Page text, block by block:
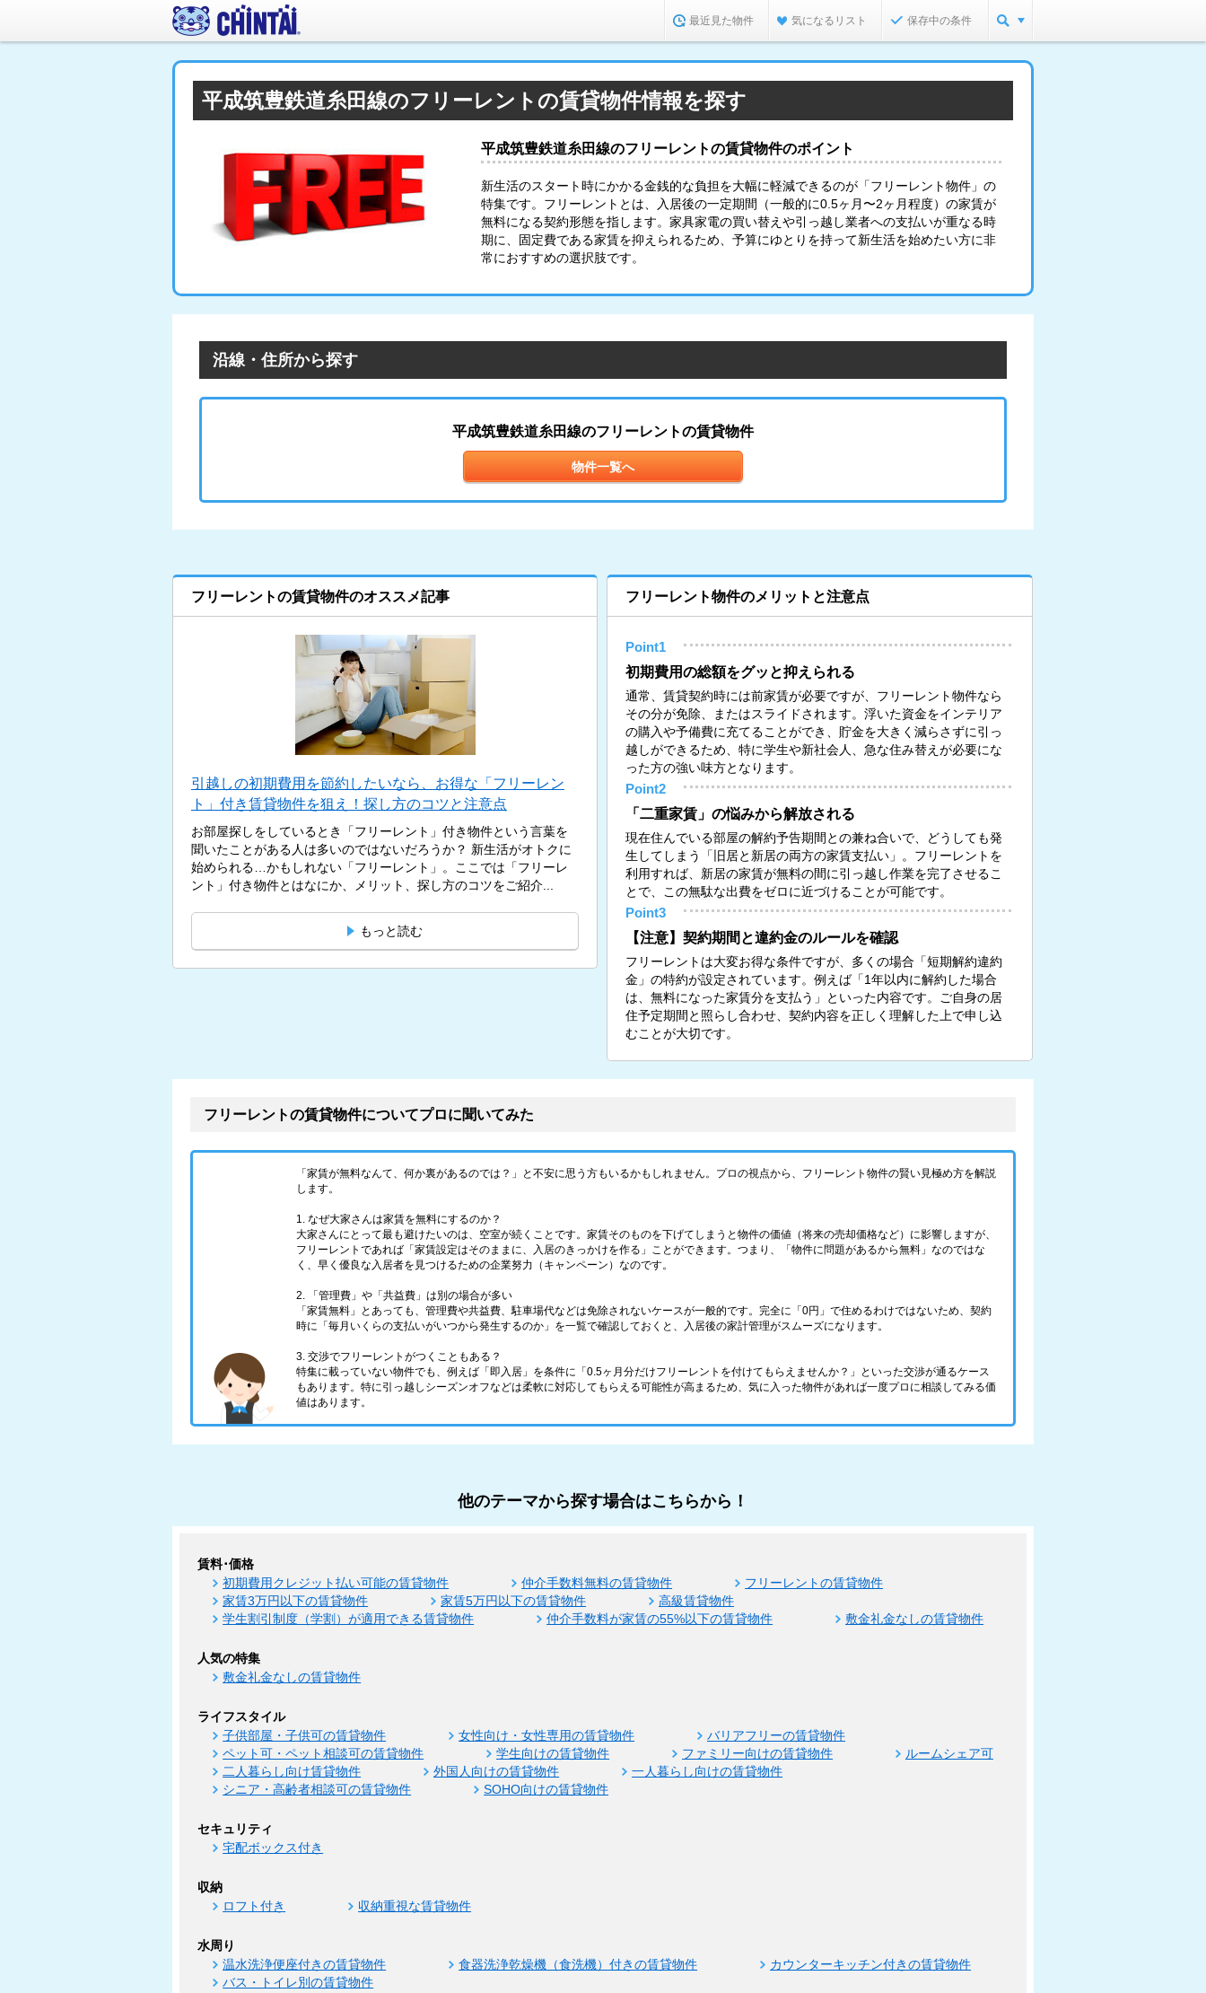
最近見た物件 気になるリスト 保存中の条件
平成筑豊鉄道糸田線のフリーレントの賃貸物件情報を探す
平成筑豊鉄道糸田線のフリーレントの賃貸物件のポイント
新生活のスタート時にかかる金銭的な負担を大幅に軽減できるのが「フリーレント物件」の
特集です。フリーレントとは、入居後の一定期間（一般的に0.5ヶ月〜2ヶ月程度）の家賃が
無料になる契約形態を指します。家具家電の買い替えや引っ越し業者への支払いが重なる時
期に、固定費である家賃を抑えられるため、予算にゆとりを持って新生活を始めたい方に非
常におすすめの選択肢です。
沿線・住所から探す
平成筑豊鉄道糸田線のフリーレントの賃貸物件
物件一覧へ
フリーレントの賃貸物件のオススメ記事
引越しの初期費用を節約したいなら、お得な「フリーレン
ト」付き賃貸物件を狙え！探し方のコツと注意点
お部屋探しをしているとき「フリーレント」付き物件という言葉を
聞いたことがある人は多いのではないだろうか？ 新生活がオトクに
始められる…かもしれない「フリーレント」。ここでは「フリーレ
ント」付き物件とはなにか、メリット、探し方のコツをご紹介...
もっと読む
フリーレント物件のメリットと注意点
Point1
初期費用の総額をグッと抑えられる
通常、賃貸契約時には前家賃が必要ですが、フリーレント物件なら
その分が免除、またはスライドされます。浮いた資金をインテリア
の購入や予備費に充てることができ、貯金を大きく減らさずに引っ
越しができるため、特に学生や新社会人、急な住み替えが必要にな
った方の強い味方となります。
Point2
「二重家賃」の悩みから解放される
現在住んでいる部屋の解約予告期間との兼ね合いで、どうしても発
生してしまう「旧居と新居の両方の家賃支払い」。フリーレントを
利用すれば、新居の家賃が無料の間に引っ越し作業を完了させるこ
とで、この無駄な出費をゼロに近づけることが可能です。
Point3
【注意】契約期間と違約金のルールを確認
フリーレントは大変お得な条件ですが、多くの場合「短期解約違約
金」の特約が設定されています。例えば「1年以内に解約した場合
は、無料になった家賃分を支払う」といった内容です。ご自身の居
住予定期間と照らし合わせ、契約内容を正しく理解した上で申し込
むことが大切です。
フリーレントの賃貸物件についてプロに聞いてみた
「家賃が無料なんて、何か裏があるのでは？」と不安に思う方もいるかもしれません。プロの視点から、フリーレント物件の賢い見極め方を解説
します。
1. なぜ大家さんは家賃を無料にするのか？
大家さんにとって最も避けたいのは、空室が続くことです。家賃そのものを下げてしまうと物件の価値（将来の売却価格など）に影響しますが、
フリーレントであれば「家賃設定はそのままに、入居のきっかけを作る」ことができます。つまり、「物件に問題があるから無料」なのではな
く、早く優良な入居者を見つけるための企業努力（キャンペーン）なのです。
2. 「管理費」や「共益費」は別の場合が多い
「家賃無料」とあっても、管理費や共益費、駐車場代などは免除されないケースが一般的です。完全に「0円」で住めるわけではないため、契約
時に「毎月いくらの支払いがいつから発生するのか」を一覧で確認しておくと、入居後の家計管理がスムーズになります。
3. 交渉でフリーレントがつくこともある？
特集に載っていない物件でも、例えば「即入居」を条件に「0.5ヶ月分だけフリーレントを付けてもらえませんか？」といった交渉が通るケース
もあります。特に引っ越しシーズンオフなどは柔軟に対応してもらえる可能性が高まるため、気に入った物件があれば一度プロに相談してみる価
値はあります。
他のテーマから探す場合はこちらから！
賃料･価格
初期費用クレジット払い可能の賃貸物件 仲介手数料無料の賃貸物件
フリーレントの賃貸物件
家賃3万円以下の賃貸物件
家賃5万円以下の賃貸物件
高級賃貸物件
学生割引制度（学割）が適用できる賃貸物件
仲介手数料が家賃の55%以下の賃貸物件 敷金礼金なしの賃貸物件
人気の特集
敷金礼金なしの賃貸物件
ライフスタイル
子供部屋・子供可の賃貸物件 女性向け・女性専用の賃貸物件
バリアフリーの賃貸物件
ペット可・ペット相談可の賃貸物件
学生向けの賃貸物件 ファミリー向けの賃貸物件
ルームシェア可
二人暮らし向け賃貸物件
外国人向けの賃貸物件
一人暮らし向けの賃貸物件
シニア・高齢者相談可の賃貸物件
SOHO向けの賃貸物件
セキュリティ
宅配ボックス付き
収納
ロフト付き 収納重視な賃貸物件
水周り
温水洗浄便座付きの賃貸物件 食器洗浄乾燥機（食洗機）付きの賃貸物件
カウンターキッチン付きの賃貸物件
バス・トイレ別の賃貸物件